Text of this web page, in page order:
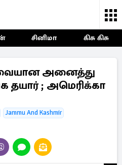
சினிமா கிசு கிசு
அனைத்து
தயார் ; அமெரிக்கா
Jammu And Kashmir